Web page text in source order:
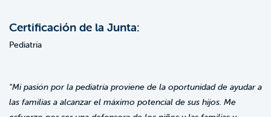
Certificación de la Junta:
Pediatría
"Mi pasión por la pediatría proviene de la oportunidad de ayudar a
las familias a alcanzar el máximo potencial de sus hijos. Me